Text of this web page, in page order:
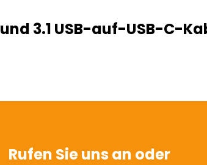
3.1 USB-auf-USB-C-
Rufen Sie uns an oder